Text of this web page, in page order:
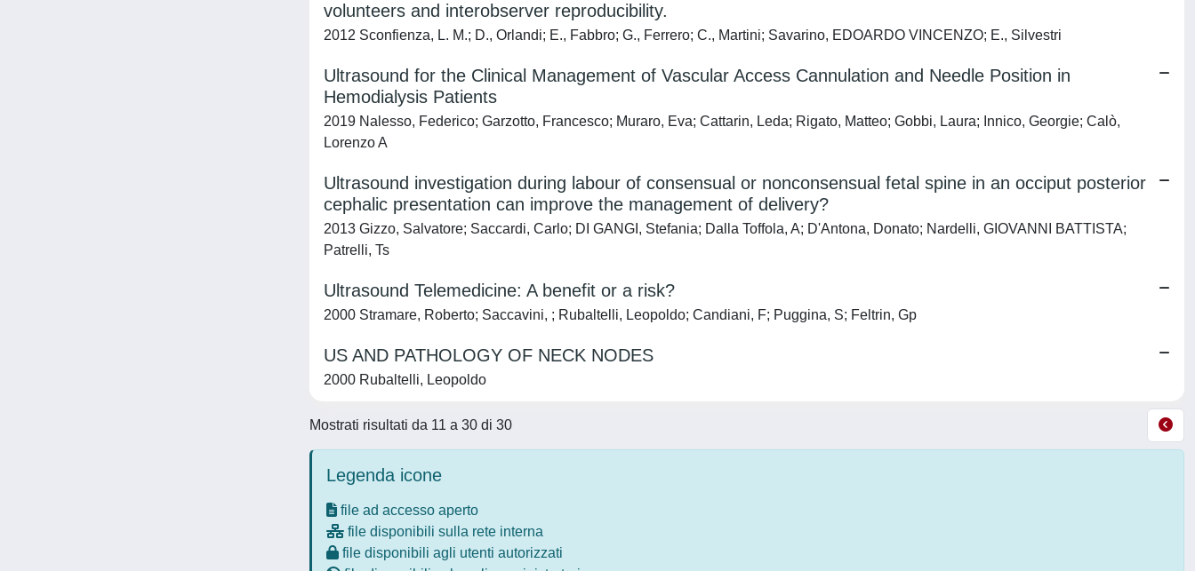
volunteers and interobserver reproducibility.
2012 Sconfienza, L. M.; D., Orlandi; E., Fabbro; G., Ferrero; C., Martini; Savarino, EDOARDO VINCENZO; E., Silvestri
Ultrasound for the Clinical Management of Vascular Access Cannulation and Needle Position in
Hemodialysis Patients
2019 Nalesso, Federico; Garzotto, Francesco; Muraro, Eva; Cattarin, Leda; Rigato, Matteo; Gobbi, Laura; Innico, Georgie; Calò,
Lorenzo A
Ultrasound investigation during labour of consensual or nonconsensual fetal spine in an occiput posterior
cephalic presentation can improve the management of delivery?
2013 Gizzo, Salvatore; Saccardi, Carlo; DI GANGI, Stefania; Dalla Toffola, A; D'Antona, Donato; Nardelli, GIOVANNI BATTISTA;
Patrelli, Ts
Ultrasound Telemedicine: A benefit or a risk?
2000 Stramare, Roberto; Saccavini, ; Rubaltelli, Leopoldo; Candiani, F; Puggina, S; Feltrin, Gp
US AND PATHOLOGY OF NECK NODES
2000 Rubaltelli, Leopoldo
Mostrati risultati da 11 a 30 di 30
Legenda icone
file ad accesso aperto
file disponibili sulla rete interna
file disponibili agli utenti autorizzati